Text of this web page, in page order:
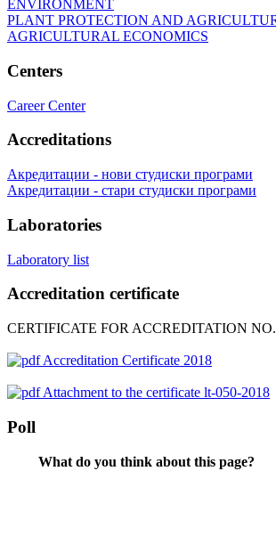
ENVIRONMENT
PLANT PROTECTION AND
AGRICULTURAL ECONOMICS
Centers
Career Center
Accreditations
Акредитации - нови студиски програми
Акредитации - стари студиски програми
Laboratories
Laboratory list
Accreditation certificate
CERTIFICATE FOR ACCREDITATION NO.
Accreditation Certificate 2018
Attachment to the certificate lt-050-2018
Poll
What do you think about this page?